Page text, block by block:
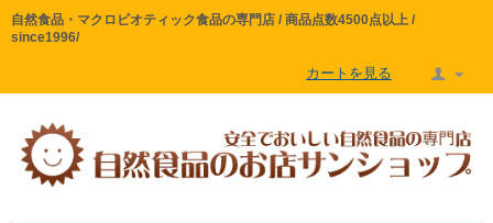
自然食品・マクロビオティック食品の専門店 / 商品点数4500点以上 /
since1996/
カートを見る